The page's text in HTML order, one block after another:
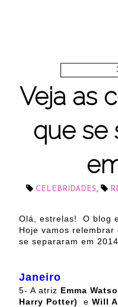
Veja as
que se
CELEBRIDADES
Olá, estrelas! O blog
Hoje vamos
se separaram em 2014.
Janeiro
5- A atriz Emma
Harry Potter)
e Will